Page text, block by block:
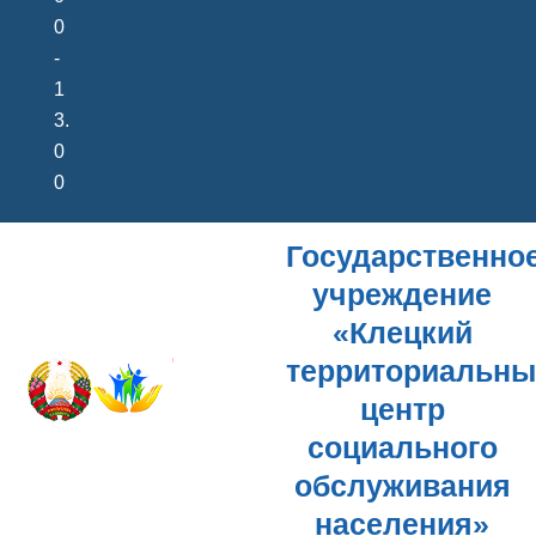
0
-
1
3.
0
0
учреждение
«Клецкий
центр
социального
обслуживания
населения»